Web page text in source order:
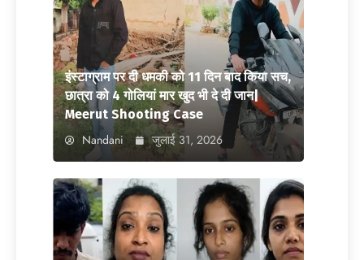
इंस्टाग्राम पर दी धमकी को 11 दिन बाद किया सच,
छात्रा को 4 गोलियां मार खुद भी दे दी जान|
Meerut Shooting Case
Nandani जुलाई 31, 2026